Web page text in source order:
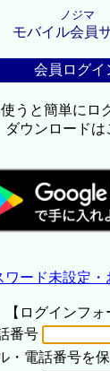
ノジマ
モバイル会員
会員ログイ
うと簡単にロ
ダウンロードは
ワード未設定・
【ログインフォ
番号
・電話番号を